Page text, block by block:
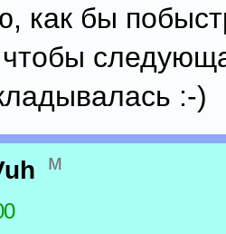
как бы
чтобы
:-)
м